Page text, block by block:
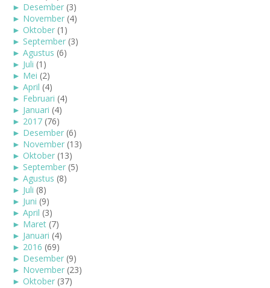
► Desember (3)
► November (4)
► Oktober (1)
► September (3)
► Agustus (6)
► Juli (1)
► Mei (2)
► April (4)
► Februari (4)
► Januari (4)
► 2017 (76)
► Desember (6)
► November (13)
► Oktober (13)
► September (5)
► Agustus (8)
► Juli (8)
► Juni (9)
► April (3)
► Maret (7)
► Januari (4)
► 2016 (69)
► Desember (9)
► November (23)
► Oktober (37)